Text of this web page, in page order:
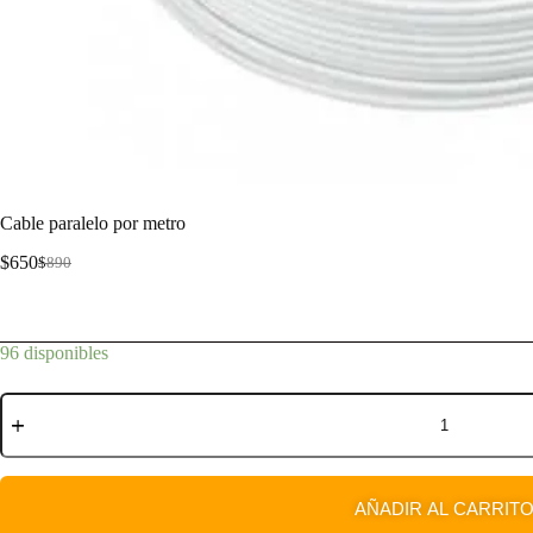
Cable paralelo por metro
$890
$650
96 disponibles
AÑADIR AL CARRITO